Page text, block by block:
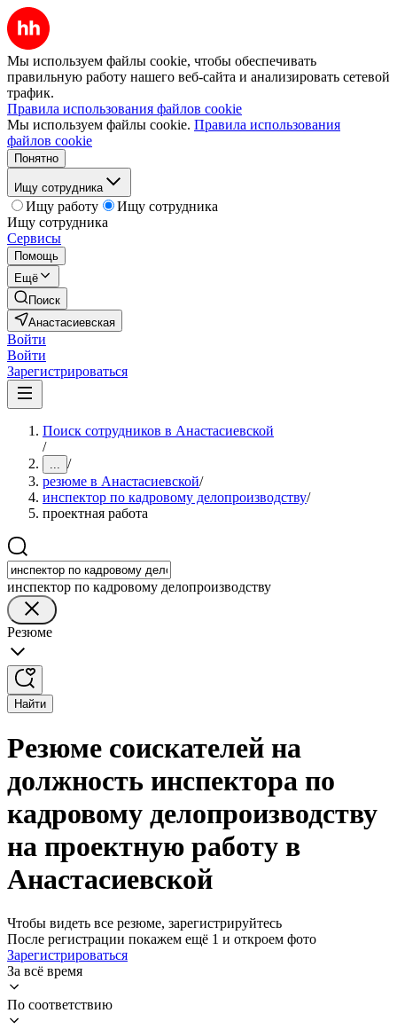
Мы используем файлы cookie, чтобы обеспечивать
правильную работу нашего веб-сайта и анализировать сетевой
трафик.
Правила использования файлов cookie
Мы используем файлы cookie. Правила использования
файлов cookie
Понятно
Ищу сотрудника
Ищу работу
Ищу сотрудника
Ищу сотрудника
Сервисы
Помощь
Ещё
Поиск
Анастасиевская
Войти
Войти
Зарегистрироваться
Поиск сотрудников в Анастасиевской
/
... /
резюме в Анастасиевской/
инспектор по кадровому делопроизводству/
проектная работа
инспектор по кадровому делопроизводству
Резюме
Найти
Резюме соискателей на
должность инспектора по
кадровому делопроизводству
на проектную работу в
Анастасиевской
Чтобы видеть все резюме, зарегистрируйтесь
После регистрации покажем ещё 1 и откроем фото
Зарегистрироваться
За всё время
По соответствию